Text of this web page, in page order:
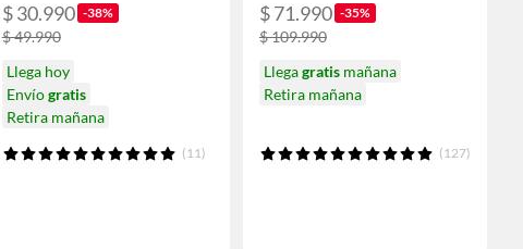
$ 30.990 -38%
$ 49.990
Llega hoy
Envíogratis
Retira mañana
(11)
$ 71.990 -35%
$ 109.990
Llegagratismañana
Retira mañana
(127)